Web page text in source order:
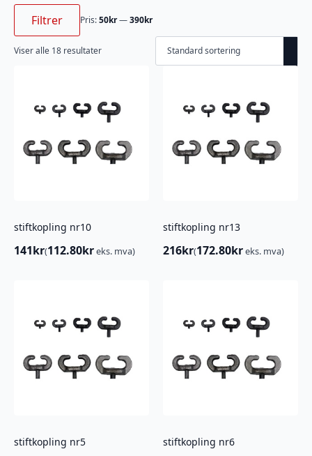
Min.
Makspris
Filtrer Pris:50kr—390kr
Viser alle 18 resultater
stiftkopling nr10
141kr(112.80kreks. mva)
stiftkopling nr13
216kr(172.80kreks. mva)
stiftkopling nr5 stiftkopling nr6